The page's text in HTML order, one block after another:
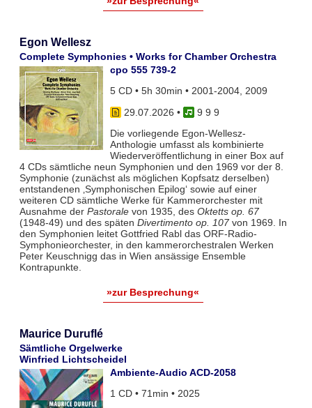
Egon Wellesz
Complete Symphonies • Works for Chamber Orchestra
cpo 555 739-2
5 CD • 5h 30min • 2001-2004, 2009
29.07.2026 •
9 9 9
Die vorliegende Egon-Wellesz-
Anthologie umfasst als kombinierte
Wiederveröffentlichung in einer Box auf
4 CDs sämtliche neun Symphonien und den 1969 vor der 8.
Symphonie (zunächst als möglichen Kopfsatz derselben)
entstandenen ‚Symphonischen Epilog‘ sowie auf einer
weiteren CD sämtliche Werke für Kammerorchester mit
Ausnahme der Pastoralevon 1935, des Oktetts op. 67
(1948-49) und des späten Divertimento op. 107von 1969. In
den Symphonien leitet Gottfried Rabl das ORF-Radio-
Symphonieorchester, in den kammerorchestralen Werken
Peter Keuschnigg das in Wien ansässige Ensemble
Kontrapunkte.
»zur Besprechung«
Maurice Duruflé
Sämtliche Orgelwerke
Winfried Lichtscheidel
Ambiente-Audio ACD-2058
1 CD • 71min • 2025